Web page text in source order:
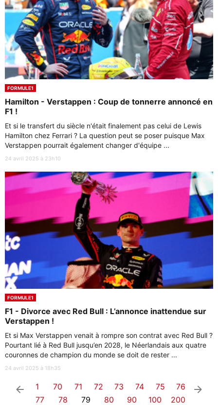
FORMULE1
Hamilton - Verstappen : Coup de tonnerre annoncé en
F1 !
Et si le transfert du siècle n'était finalement pas celui de Lewis
Hamilton chez Ferrari ? La question peut se poser puisque Max
Verstappen pourrait également changer d'équipe ...
24 avril 2025 à 23h10
FORMULE1
F1 - Divorce avec Red Bull : L’annonce inattendue sur
Verstappen !
Et si Max Verstappen venait à rompre son contrat avec Red Bull ?
Pourtant lié à Red Bull jusqu’en 2028, le Néerlandais aux quatre
couronnes de champion du monde se doit de rester ...
24 avril 2025 à 18h35
arrow_left 1 70 71 72 73 74 75
76
77
78 79 80 90 100
200
arrow_right